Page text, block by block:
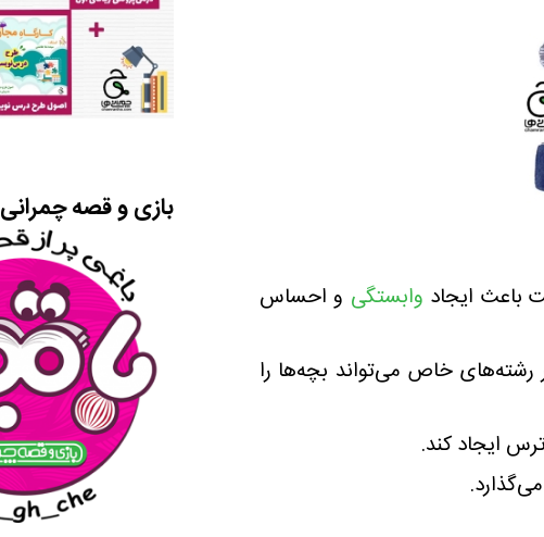
باعث ایجاد وابستگی و احساس
رشته‌های خاص می‌تواند بچه‌ها را
ایجاد کند.
بازی و قصه چمرانی